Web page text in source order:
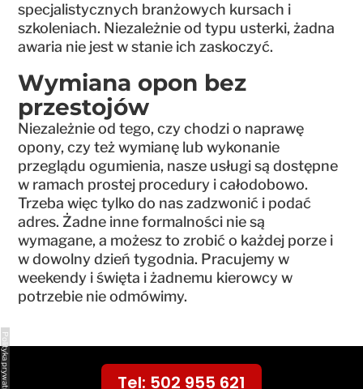
specjalistycznych branżowych kursach i
szkoleniach. Niezależnie od typu usterki, żadna
awaria nie jest w stanie ich zaskoczyć.
Wymiana opon bez
przestojów
Niezależnie od tego, czy chodzi o naprawę
opony, czy też wymianę lub wykonanie
przeglądu ogumienia, nasze usługi są dostępne
w ramach prostej procedury i całodobowo.
Trzeba więc tylko do nas zadzwonić i podać
adres. Żadne inne formalności nie są
wymagane, a możesz to zrobić o każdej porze i
w dowolny dzień tygodnia. Pracujemy w
weekendy i święta i żadnemu kierowcy w
potrzebie nie odmówimy.
Tel: 502 955 621
Polityka prywatności